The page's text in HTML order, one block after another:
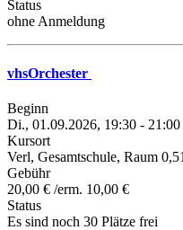
Status
ohne Anmeldung
vhsOrchester
Beginn
Di., 01.09.2026, 19:30 -
Kursort
Verl, Gesamtschule, Raum 0,51
Gebühr
20,00 € /erm. 10,00 €
Status
Es sind noch 30 Plätze frei